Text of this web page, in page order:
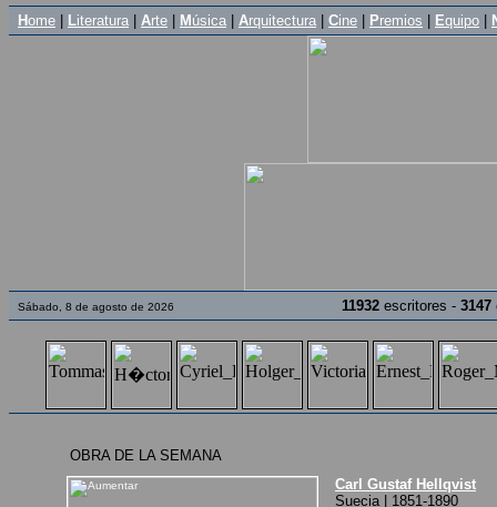
Home Literatura Arte M úsica Arquitectura Cine Premios Equipo
Sábado, 8 de agosto de 2026 11932 escritores - 3147
OBRA DE LA SEMANA
Carl Gustaf Hellqvist
Suecia | 1851-1890